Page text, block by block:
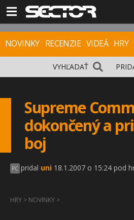
NOVINKY RECENZIE VIDEÁ HRY
VYHĽADAŤ
Supreme
dokončený a
boj
PC pridal uni 18.1.2007 o 15:24 pod
HRY > NOVINKY >